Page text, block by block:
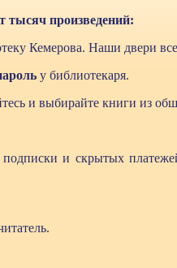
тысяч произведений:
Кемерова. Наши двери
у библиотекаря.
и выбирайте книги из
и скрытых